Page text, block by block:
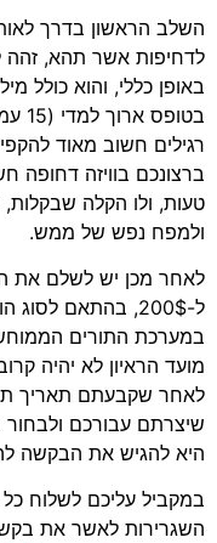
השלב הראשון בדרך
לדחיפות אשר תהא, זהה
רגילים חשוב מאוד
ברצונכם בוויזה דחופה
טעות, ולו הקלה שבקלות,
ולמפח נפש של ממש.
ל-200$, בהתאם
במערכת התורים
מועד הראיון לא יהיה
לאחר שקבעתם תאריך
שיצרתם עבורכם
היא להגיש את הבקשה להקדמת
במקביל עליכם לשלוח
השגרירות לאשר את